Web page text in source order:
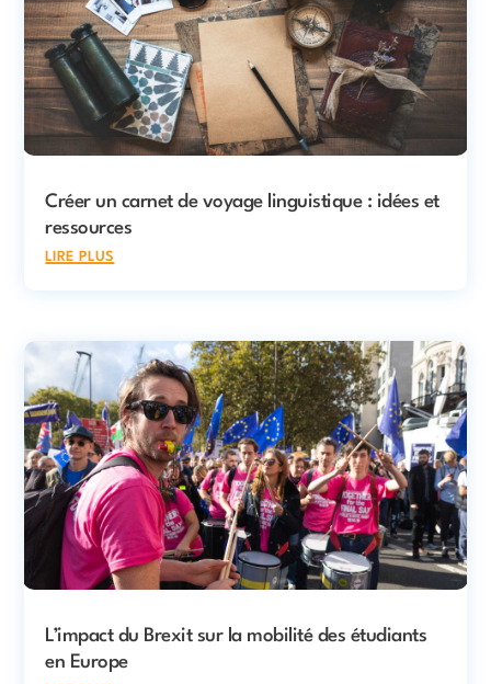
Créer un carnet de voyage linguistique : idées et
ressources
lire plus
L’impact du Brexit sur la mobilité des étudiants
en Europe